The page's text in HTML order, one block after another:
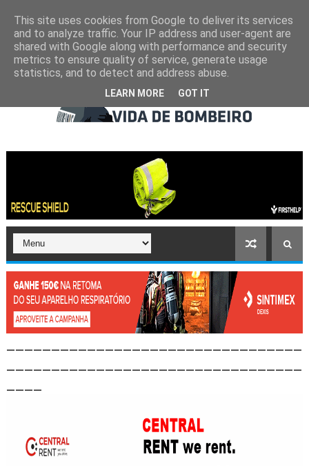
This site uses cookies from Google to deliver its services
and to analyze traffic. Your IP address and user-agent are
shared with Google along with performance and security
metrics to ensure quality of service, generate usage
statistics, and to detect and address abuse.
LEARN MORE GOT IT